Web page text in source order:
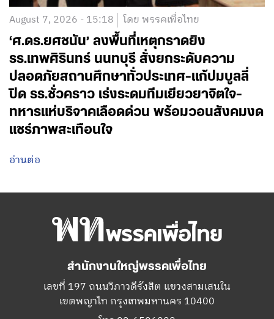
August 7, 2026 - 15:18 โดย พรรคเพื่อไทย
‘ศ.ดร.ยศชนัน’ ลงพื้นที่เหตุกราดยิง
รร.เทพศิรินทร์ นนทบุรี สั่งยกระดับความ
ปลอดภัยสถานศึกษาทั่วประเทศ-แก้ปมบูลลี่
ปิด รร.ชั่วคราว เร่งระดมทีมเยียวยาจิตใจ-
ทหารแห่บริจาคเลือดด่วน พร้อมวอนสังคมงด
แชร์ภาพสะเทือนใจ
อ่านต่อ
สำนักงานใหญ่พรรคเพื่อไทย
เลขที่ 197 ถนนวิภาวดีรังสิต แขวงสามเสนใน
เขตพญาไท กรุงเทพมหานคร 10400